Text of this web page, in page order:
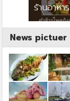
ร้านอาห
News pictuer